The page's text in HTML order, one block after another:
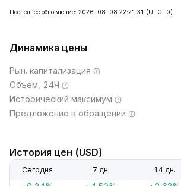
Последнее обновление: 2026-08-08 22:21:31 (UTC+0)
Динамика цены
Рын. капитализация
Объём, 24Ч
Исторический максимум
Предложение в обращении
История цен (USD)
Сегодня 7 дн. 14 дн.